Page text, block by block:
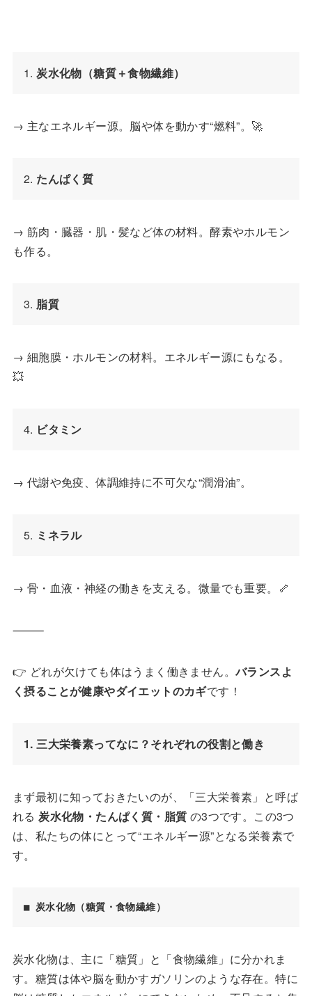
1. 炭水化物（糖質＋食物繊維）
→ 主なエネルギー源。脳や体を動かす“燃料”。🚀
2. たんぱく質
→ 筋肉・臓器・肌・髪など体の材料。酵素やホルモン
も作る。
3. 脂質
→ 細胞膜・ホルモンの材料。エネルギー源にもなる。
💥
4. ビタミン
→ 代謝や免疫、体調維持に不可欠な“潤滑油”。
5. ミネラル
→ 骨・血液・神経の働きを支える。微量でも重要。🦴
⸻
👉 どれが欠けても体はうまく働きません。バランスよ
く摂ることが健康やダイエットのカギです！
1. 三大栄養素ってなに？それぞれの役割と働き
まず最初に知っておきたいのが、「三大栄養素」と呼ば
れる炭水化物・たんぱく質・脂質 の3つです。この3つ
は、私たちの体にとって“エネルギー源”となる栄養素で
す。
■ 炭水化物（糖質・食物繊維）
炭水化物は、主に「糖質」と「食物繊維」に分かれま
す。糖質は体や脳を動かすガソリンのような存在。特に